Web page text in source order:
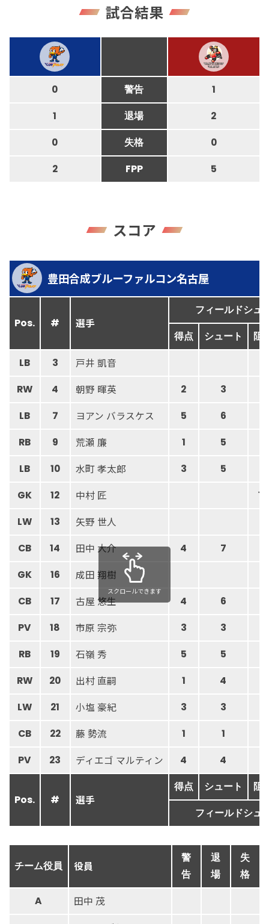
試合結果
0 警告 1
1 退場 2
0 失格 0
2 FPP 5
スコア
豊田合成ブルーファルコン名古屋
Pos. # 選手
フィールドシュ
得点 シュート 阻
LB 3 戸井 凱音
RW 4 朝野 暉英 2 3
LB 7 ヨアン バラスケス 5 6
RB 9 荒瀬 廉 1 5
LB 10 水町 孝太郎 3 5
GK 12 中村 匠 12
LW 13 矢野 世人
CB 14 田中 大介 4 7
GK 16 成田 翔樹
CB 17 古屋 悠生 4 6
PV 18 市原 宗弥 3 3
RB 19 石嶺 秀 5 5
RW 20 出村 直嗣 1 4
LW 21 小塩 豪紀 3 3
CB 22 藤 勢流 1 1
PV 23 ディエゴ マルティン 4 4
Pos. # 選手
得点 シュート 阻
フィールドシュ
スクロールできます
チーム役員 役員
警
告
退
場
失
格
A 田中 茂